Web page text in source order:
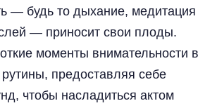
— будь то дыхание, медитация
— приносит свои плоды.
моменты внимательности в
предоставляя себе
чтобы насладиться актом